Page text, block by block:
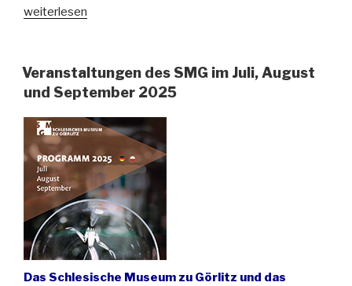
„Das
im
Schlesischen
Görlitz“
weiterlesen
Veranstaltungen des SMG im Juli, August
und September 2025
Das Schlesische Museum zu Görlitz und das